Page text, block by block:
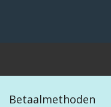
Betaalmethoden